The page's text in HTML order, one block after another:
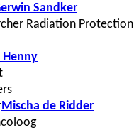
Sandker
Radiation Protection
Henny
Mischa de Ridder